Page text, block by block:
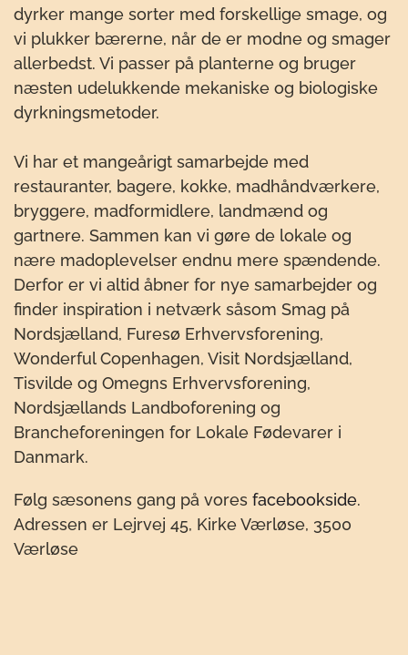
dyrker mange sorter med forskellige smage, og
vi plukker bærerne, når de er modne og smager
allerbedst. Vi passer på planterne og bruger
næsten udelukkende mekaniske og biologiske
dyrkningsmetoder.
Vi har et mangeårigt samarbejde med
restauranter, bagere, kokke, madhåndværkere,
bryggere, madformidlere, landmænd og
gartnere. Sammen kan vi gøre de lokale og
nære madoplevelser endnu mere spændende.
Derfor er vi altid åbner for nye samarbejder og
finder inspiration i netværk såsom Smag på
Nordsjælland, Furesø Erhvervsforening,
Wonderful Copenhagen, Visit Nordsjælland,
Tisvilde og Omegns Erhvervsforening,
Nordsjællands Landboforening og
Brancheforeningen for Lokale Fødevarer i
Danmark.
Følg sæsonens gang på vores facebookside.
Adressen er Lejrvej 45, Kirke Værløse, 3500
Værløse